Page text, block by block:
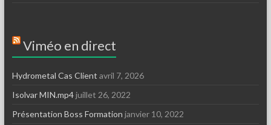
Viméo en direct
Hydrometal Cas Client avril 7, 2026
Isolvar MIN.mp4juillet 26, 2022
Présentation Boss Formation janvier 10, 2022